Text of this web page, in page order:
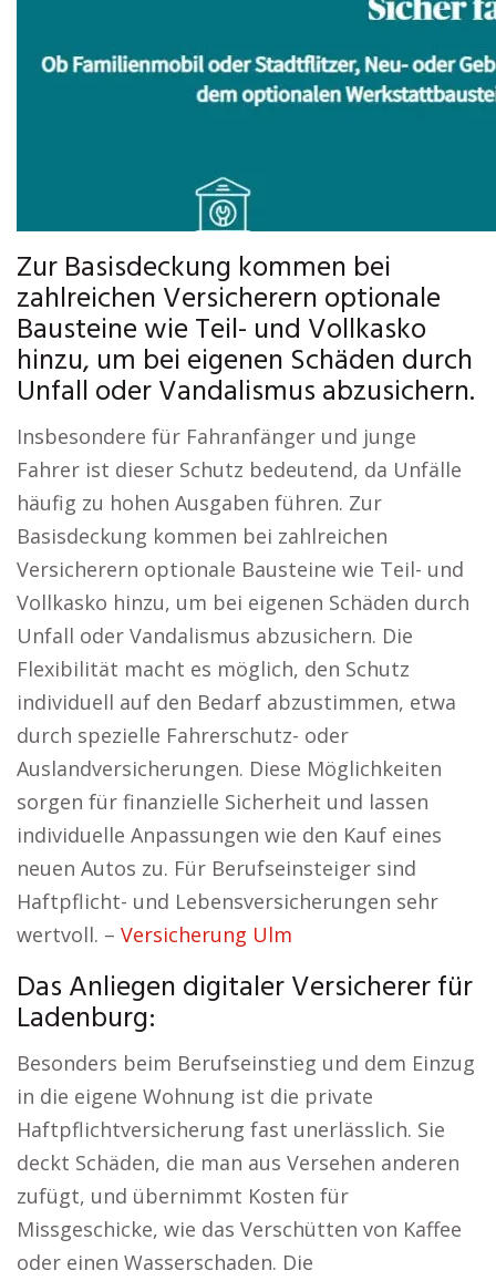
Zur Basisdeckung kommen bei
zahlreichen Versicherern optionale
Bausteine wie Teil- und Vollkasko
hinzu, um bei eigenen Schäden durch
Unfall oder Vandalismus abzusichern.
Insbesondere für Fahranfänger und junge
Fahrer ist dieser Schutz bedeutend, da Unfälle
häufig zu hohen Ausgaben führen. Zur
Basisdeckung kommen bei zahlreichen
Versicherern optionale Bausteine wie Teil- und
Vollkasko hinzu, um bei eigenen Schäden durch
Unfall oder Vandalismus abzusichern. Die
Flexibilität macht es möglich, den Schutz
individuell auf den Bedarf abzustimmen, etwa
durch spezielle Fahrerschutz- oder
Auslandversicherungen. Diese Möglichkeiten
sorgen für finanzielle Sicherheit und lassen
individuelle Anpassungen wie den Kauf eines
neuen Autos zu. Für Berufseinsteiger sind
Haftpflicht- und Lebensversicherungen sehr
wertvoll. – Versicherung Ulm
Das Anliegen digitaler Versicherer für
Ladenburg:
Besonders beim Berufseinstieg und dem Einzug
in die eigene Wohnung ist die private
Haftpflichtversicherung fast unerlässlich. Sie
deckt Schäden, die man aus Versehen anderen
zufügt, und übernimmt Kosten für
Missgeschicke, wie das Verschütten von Kaffee
oder einen Wasserschaden. Die